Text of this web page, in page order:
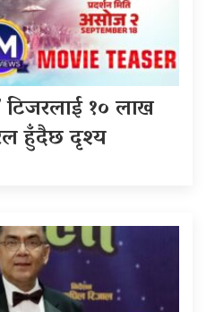
टिजरलाई १० लाख
हुँदैछ दृश्य